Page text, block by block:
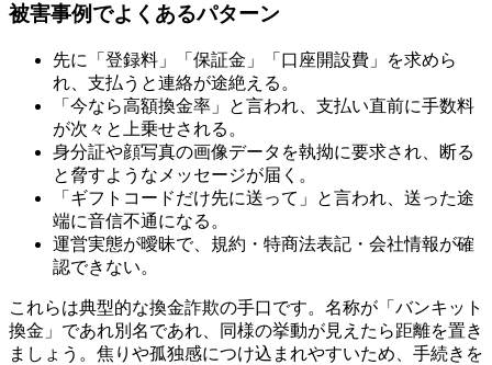
被害事例でよくあるパターン
先に「登録料」「保証金」「口座開設費」を求めら
れ、支払うと連絡が途絶える。
「今なら高額換金率」と言われ、支払い直前に手数料
が次々と上乗せされる。
身分証や顔写真の画像データを執拗に要求され、断る
と脅すようなメッセージが届く。
「ギフトコードだけ先に送って」と言われ、送った途
端に音信不通になる。
運営実態が曖昧で、規約・特商法表記・会社情報が確
認できない。
これらは典型的な換金詐欺の手口です。名称が「バンキット
換金」であれ別名であれ、同様の挙動が見えたら距離を置き
ましょう。焦りや孤独感につけ込まれやすいため、手続きを